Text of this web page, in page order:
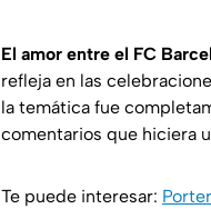
El amor entre el FC
refleja en las
la temática fue
comentarios que hiciera
Te puede interesar: